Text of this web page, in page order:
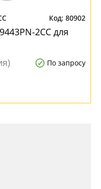
80902
2CC для
По запросу